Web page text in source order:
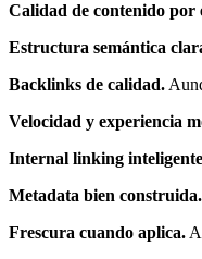
Calidad de contenido por
Estructura semántica
Backlinks de calidad.
Velocidad y experiencia
Internal linking
Metadata bien construida.
Frescura cuando aplica.